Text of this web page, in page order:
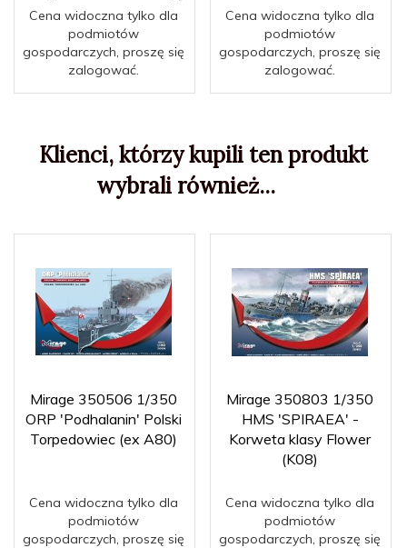
Cena widoczna tylko dla
podmiotów
gospodarczych, proszę się
zalogować.
Cena widoczna tylko dla
podmiotów
gospodarczych, proszę się
zalogować.
Klienci, którzy kupili ten produkt
wybrali również...
Mirage 350506 1/350
ORP 'Podhalanin' Polski
Torpedowiec (ex A80)
Cena widoczna tylko dla
podmiotów
gospodarczych, proszę się
Mirage 350803 1/350
HMS 'SPIRAEA' -
Korweta klasy Flower
(K08)
Cena widoczna tylko dla
podmiotów
gospodarczych, proszę się